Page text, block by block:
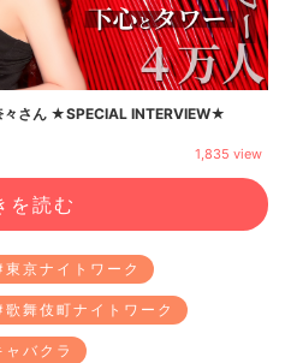
1,835 view
々さん ★SPECIAL INTERVIEW★
東京ナイトワーク
歌舞伎町ナイトワーク
バクラ
を読む